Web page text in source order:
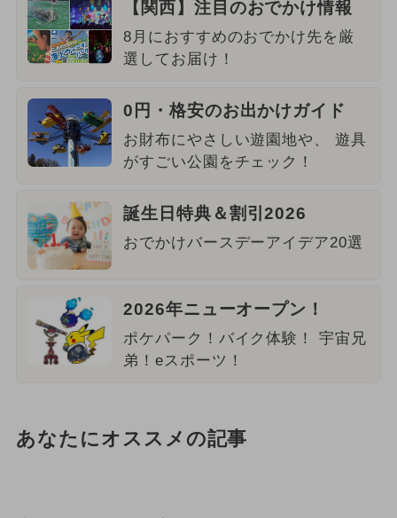
【関西】注目のおでかけ情報
8月におすすめのおでかけ先を厳
選してお届け！
0円・格安のお出かけガイド
お財布にやさしい遊園地や、 遊具
がすごい公園をチェック！
誕生日特典＆割引2026
おでかけバースデーアイデア20選
2026年ニューオープン！
ポケパーク！バイク体験！ 宇宙兄
弟！eスポーツ！
あなたにオススメの記事